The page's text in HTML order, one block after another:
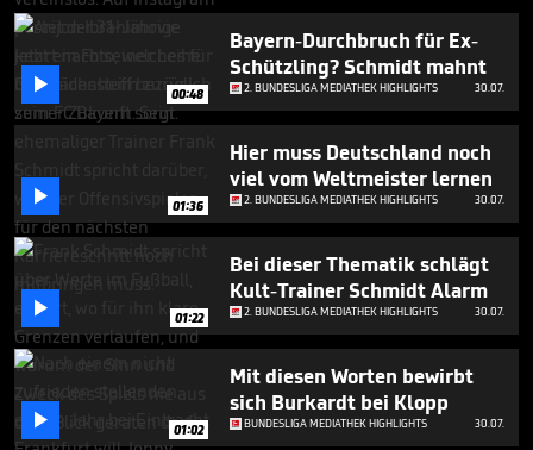
 00:48
Bayern-Durchbruch für Ex-
Schützling? Schmidt mahnt
2. BUNDESLIGA MEDIATHEK HIGHLIGHTS 30.07.
 01:36
Hier muss Deutschland noch
viel vom Weltmeister lernen
2. BUNDESLIGA MEDIATHEK HIGHLIGHTS 30.07.
 01:22
Bei dieser Thematik schlägt
Kult-Trainer Schmidt Alarm
2. BUNDESLIGA MEDIATHEK HIGHLIGHTS 30.07.
 01:02
Mit diesen Worten bewirbt
sich Burkardt bei Klopp
BUNDESLIGA MEDIATHEK HIGHLIGHTS 30.07.